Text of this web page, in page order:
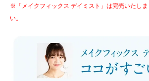
※「メイクフィックス デイミスト」は完売いたし
い。